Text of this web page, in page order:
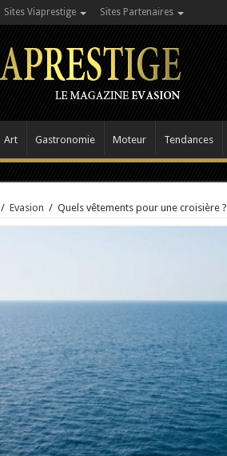
Sites Viaprestige Sites Partenaires
Art Gastronomie Moteur Tendances
/ Evasion / Quels vêtements pour une croisière ?